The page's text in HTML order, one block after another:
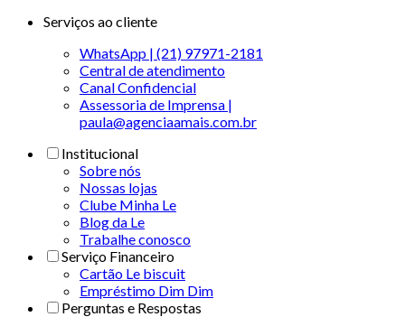
Serviços ao cliente
WhatsApp | (21) 97971-2181
Central de atendimento
Canal Confidencial
Assessoria de Imprensa |
paula@agenciaamais.com.br
Institucional
Sobre nós
Nossas lojas
Clube Minha Le
Blog da Le
Trabalhe conosco
Serviço Financeiro
Cartão Le biscuit
Empréstimo Dim Dim
Perguntas e Respostas